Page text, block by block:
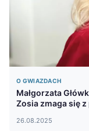
O GWIAZDACH
Małgorzata
Zosia zmaga się
26.08.2025